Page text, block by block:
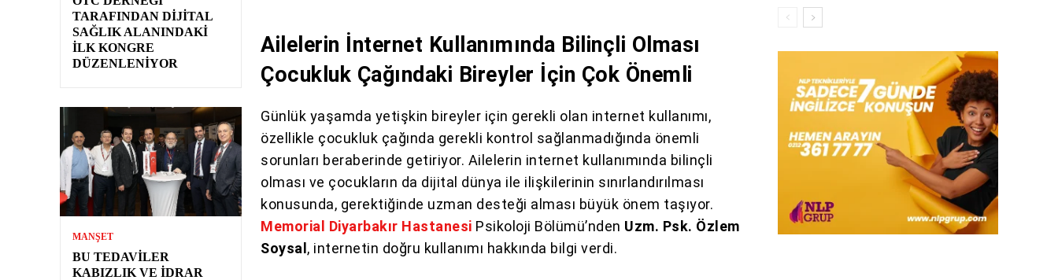
TARAFINDAN DIJITAL
SAĞLIK ALANINDAKI
İLK KONGRE
DÜZENLENIYOR
MANŞET
BU TEDAVILER
KABIZLIK VE İDRAR
Ailelerin İnternet Kullanımında Bilinçli Olması
Çocukluk Çağındaki Bireyler İçin Çok Önemli
Günlük yaşamda yetişkin bireyler için gerekli olan internet kullanımı,
özellikle çocukluk çağında gerekli kontrol sağlanmadığında önemli
sorunları beraberinde getiriyor. Ailelerin internet kullanımında bilinçli
olması ve çocukların da dijital dünya ile ilişkilerinin sınırlandırılması
konusunda, gerektiğinde uzman desteği alması büyük önem taşıyor.
Memorial Diyarbakır Hastanesi Psikoloji Bölümü’nden Uzm. Psk. Özlem
Soysal , internetin doğru kullanımı hakkında bilgi verdi.